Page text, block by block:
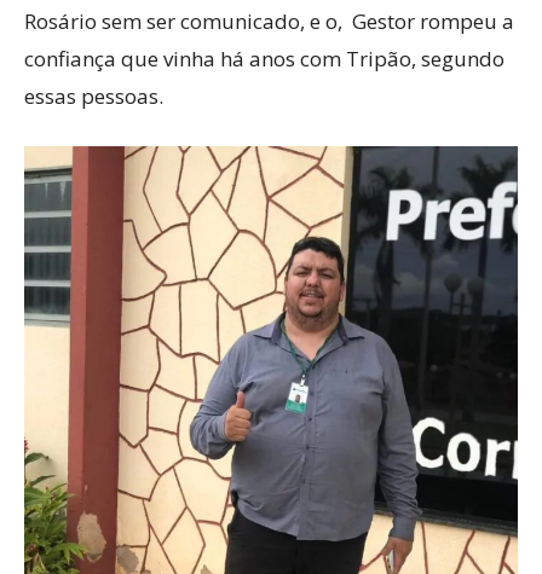
Rosário sem ser comunicado, e o, Gestor rompeu a
confiança que vinha há anos com Tripão, segundo
essas pessoas.